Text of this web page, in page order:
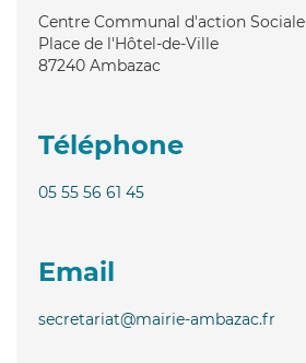
Centre Communal d'action Sociale
Place de l'Hôtel-de-Ville
87240 Ambazac
Téléphone
05 55 56 61 45
Email
secretariat@mairie-ambazac.fr